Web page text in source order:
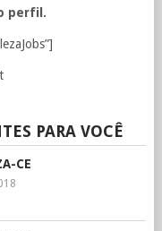
perfil.
PARA VOCÊ
CE